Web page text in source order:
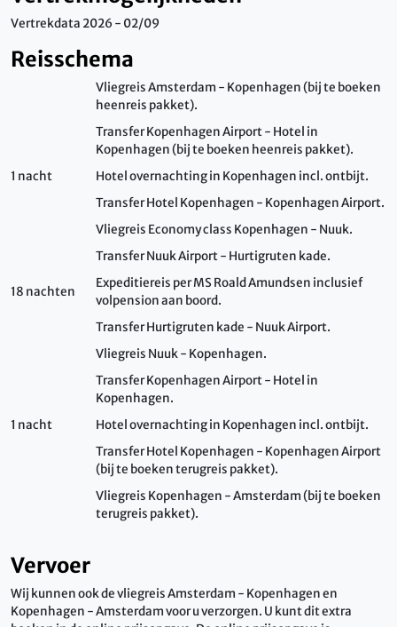
Vertrekdata 2026 - 02/09
Reisschema
Vliegreis Amsterdam - Kopenhagen (bij te boeken
heenreis pakket).
Transfer Kopenhagen Airport - Hotel in
Kopenhagen (bij te boeken heenreis pakket).
1 nacht
Hotel overnachting in Kopenhagen incl. ontbijt.
Transfer Hotel Kopenhagen - Kopenhagen Airport.
Vliegreis Economy class Kopenhagen - Nuuk.
Transfer Nuuk Airport - Hurtigruten kade.
18 nachten
Expeditiereis per MS Roald Amundsen inclusief
volpension aan boord.
Transfer Hurtigruten kade - Nuuk Airport.
Vliegreis Nuuk - Kopenhagen.
Transfer Kopenhagen Airport - Hotel in
Kopenhagen.
1 nacht
Hotel overnachting in Kopenhagen incl. ontbijt.
Transfer Hotel Kopenhagen - Kopenhagen Airport
(bij te boeken terugreis pakket).
Vliegreis Kopenhagen - Amsterdam (bij te boeken
terugreis pakket).
Vervoer
Wij kunnen ook de vliegreis Amsterdam - Kopenhagen en
Kopenhagen - Amsterdam voor u verzorgen. U kunt dit extra